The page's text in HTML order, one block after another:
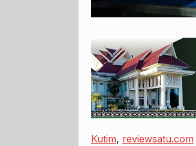
Kutim, reviewsatu.com